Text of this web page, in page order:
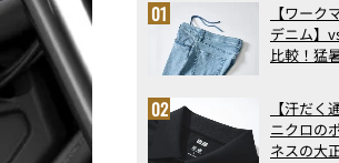
【ワーク
デニム】
比較！猛
で決定版
【汗だく
ニクロの
ネスの大